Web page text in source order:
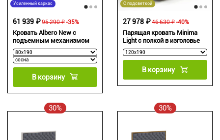
Усиленный каркас
Кровать Albero New с
подъемным механизмом
95 290 ₽
61 939 ₽ -35%
В корзину
С подсветкой
Парящая кровать Minima
Light c полкой в изголовье
46 630 ₽
27 978 ₽ -40%
В корзину
30% 30%